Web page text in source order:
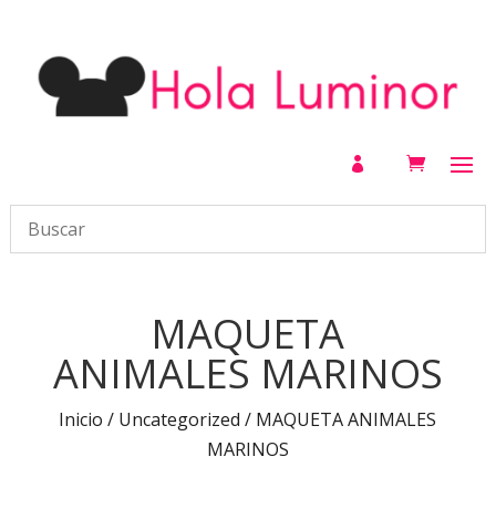

MAQUETA
ANIMALES MARINOS
Inicio / Uncategorized / MAQUETA ANIMALES
MARINOS